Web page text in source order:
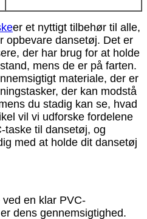
er et nyttigt tilbehør til alle,
opbevare dansetøj. Det er
der har brug for at holde
mens de er på farten.
materiale, der er
der kan modstå
du stadig kan se, hvad
vil vi udforske fordelene
taske til dansetøj, og
med at holde dit dansetøj
en klar PVC-
dens gennemsigtighed.